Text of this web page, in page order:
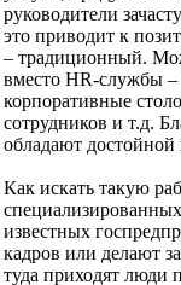
руководители
это приводит к
– традиционный.
вместо HR-службы –
корпоративные
сотрудников и т.д.
обладают достойной
Как искать такую
известных
кадров или делают
туда приходят люди